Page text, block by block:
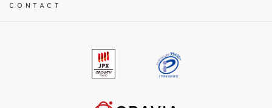
CONTACT